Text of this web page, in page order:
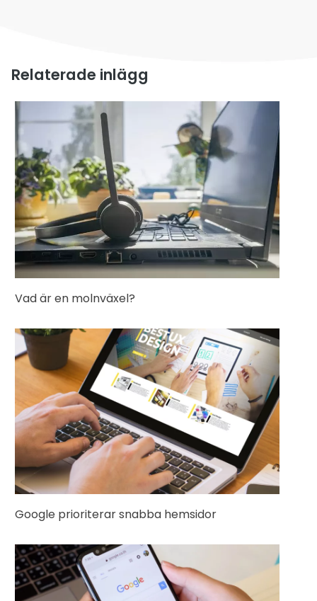
Relaterade inlägg
Vad är en molnväxel?
Google prioriterar snabba hemsidor